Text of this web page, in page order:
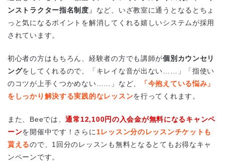
ンストラクター指名制度』など、いざ教室に通うとなるとちょ
っと気になるポイントを解消してくれる嬉しいシステムが採用
されています。
初心者の方はもちろん、経験者の方でも講師が個別カウンセリ
ングをしてくれるので、「キレイな音が出ない……」「指使い
のコツが上手くつかめない……」など、
「今抱えている悩み」
をしっかり解決する実践的なレッスンを行ってくれます。
また、Beeでは、通常12,100円の入会金が無料になるキャンペ
ーンを開催中です！さらに 1レッスン分のレッスンチケットも
貰えるので、1回分のレッスンも無料となるとてもお得なキャ
ンペーンです。